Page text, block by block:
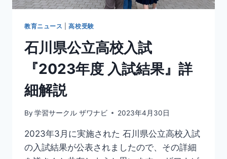
別
導
の
特
徴
教育ニュース |高校受験
石川県公立高校入試
『2023年度 入試結果』詳
細解説
By 学習サークル ザワナビ 2023年4月30日
2023年3月に実施された 石川県公立高校入試
の入試結果が公表されましたので、その詳細